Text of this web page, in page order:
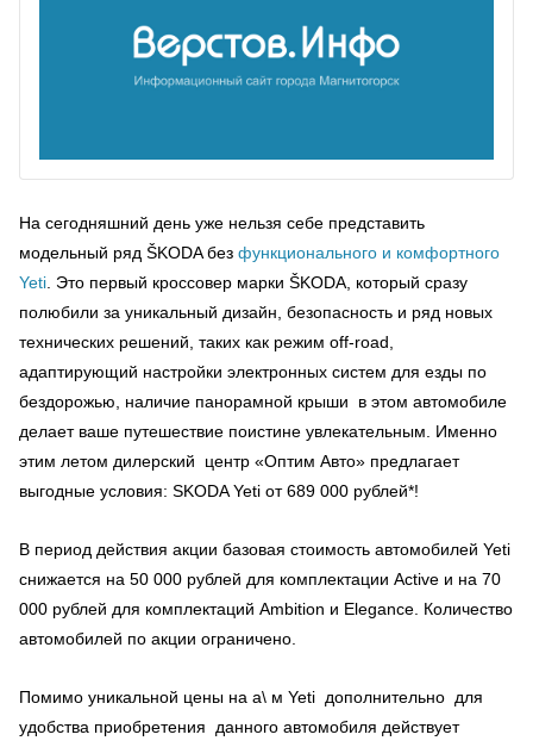
На сегодняшний день уже нельзя себе представить
модельный ряд ŠKODA без функционального и комфортного
Yeti . Это первый кроссовер марки ŠKODA, который сразу
полюбили за уникальный дизайн, безопасность и ряд новых
технических решений, таких как режим off-road,
адаптирующий настройки электронных систем для езды по
бездорожью, наличие панорамной крыши в этом автомобиле
делает ваше путешествие поистине увлекательным. Именно
этим летом дилерский центр «Оптим Авто» предлагает
выгодные условия: SKODA Yeti от 689 000 рублей*!
В период действия акции базовая стоимость автомобилей Yeti
снижается на 50 000 рублей для комплектации Active и на 70
000 рублей для комплектаций Ambition и Elegance. Количество
автомобилей по акции ограничено.
Помимо уникальной цены на а\ м Yeti дополнительно для
удобства приобретения данного автомобиля действует